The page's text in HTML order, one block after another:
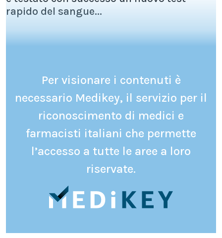
rapido del sangue...
Per visionare i contenuti è
necessario Medikey, il servizio per il
riconoscimento di medici e
farmacisti italiani che permette
l’accesso a tutte le aree a loro
riservate.